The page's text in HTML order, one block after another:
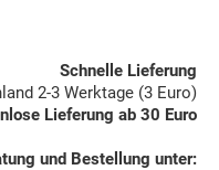
Schnelle Lieferung
2-3 Werktage (3 Euro)
Lieferung ab 30 Euro
und Bestellung unter: